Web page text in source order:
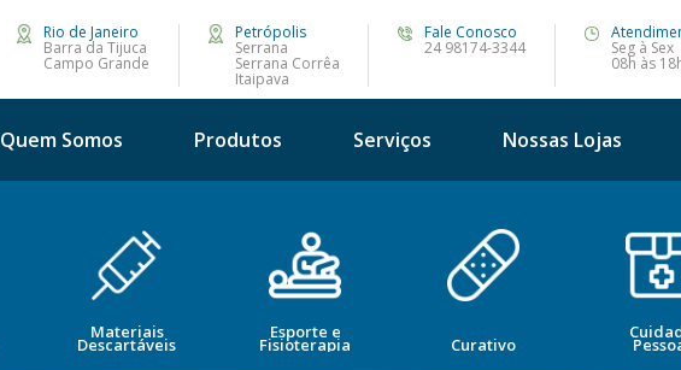
Rio de Janeiro
Barra da Tijuca
Campo Grande
Petrópolis
Serrana
Serrana Corrêa
Itaipava
Fale Conosco
24 98174-3344 Seg à Sex
08h às
Quem Somos Produtos Serviços Nossas Lojas
Materiais
Descartáveis
Esporte e
Fisioterapia Curativo